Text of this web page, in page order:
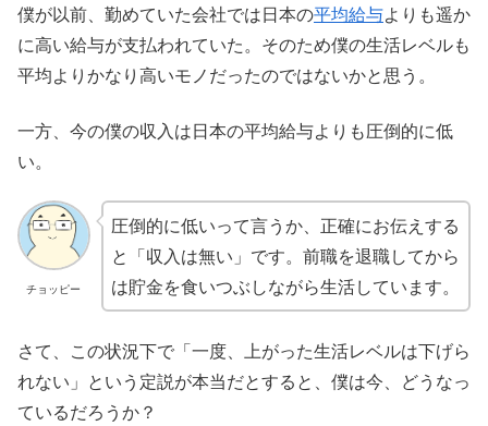
僕が以前、勤めていた会社では日本の平均給与よりも遥か
に高い給与が支払われていた。そのため僕の生活レベルも
平均よりかなり高いモノだったのではないかと思う。
一方、今の僕の収入は日本の平均給与よりも圧倒的に低
い。
チョッピー
圧倒的に低いって言うか、正確にお伝えする
と「収入は無い」です。前職を退職してから
は貯金を食いつぶしながら生活しています。
さて、この状況下で「一度、上がった生活レベルは下げら
れない」という定説が本当だとすると、僕は今、どうなっ
ているだろうか？